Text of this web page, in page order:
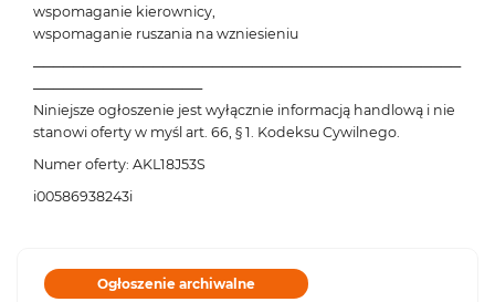
wspomaganie kierownicy,
wspomaganie ruszania na wzniesieniu
───────────────────────────────────────────
─────────────────
Niniejsze ogłoszenie jest wyłącznie informacją handlową i nie
stanowi oferty w myśl art. 66, § 1. Kodeksu Cywilnego.
Numer oferty: AKL18J53S
i00586938243i
Ogłoszenie archiwalne